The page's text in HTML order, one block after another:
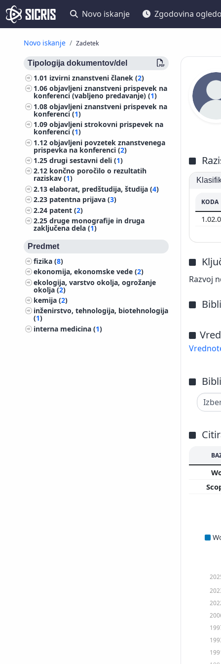
Novo iskanje Zgodovina
Novo iskanje Zadetek
Tipologija dokumentov/del
1.01 izvirni znanstveni članek (2)
1.06objavljeni znanstveni prispevek na
konferenci (vabljeno predavanje) (1)
1.08objavljeni znanstveni prispevek na
konferenci (1)
1.09objavljeni strokovni prispevek na
konferenci (1)
1.12objavljeni povzetek znanstvenega
prispevka na konferenci (2)
1.25drugi sestavni deli (1)
2.12 končno poročilo o rezultatih
raziskav (1)
2.13elaborat, predštudija, študija (4)
2.23 patentna prijava (3)
2.24 patent (2)
2.25druge monografije in druga
zaključena dela (1)
Predmet
fizika (8)
ekonomija, ekonomske vede (2)
ekologija, varstvo okolja, ogrožanje
okolja (2)
kemija (2)
inženirstvo, tehnologija, biotehnologija
(1)
interna medicina (1)
KODA
Razvoj